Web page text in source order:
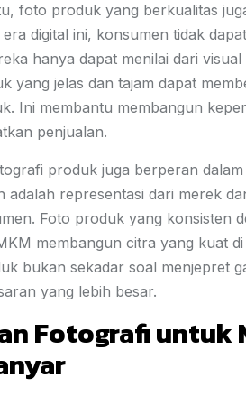
foto produk yang berkualitas
digital ini, konsumen tidak
hanya dapat menilai dari
yang jelas dan tajam dapat
Ini membantu membangun
penjualan.
produk juga berperan
adalah representasi dari merek
Foto produk yang konsisten
membangun citra yang kuat
bukan sekadar soal menjepret
yang lebih besar.
Fotografi untuk